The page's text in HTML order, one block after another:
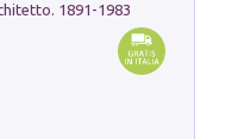
1891-1983